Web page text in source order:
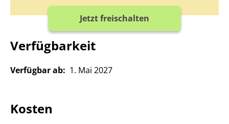
Jetzt freischalten
Verfügbarkeit
Verfügbar ab: 1. Mai 2027
Kosten